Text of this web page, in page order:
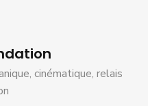
cinématique, relais